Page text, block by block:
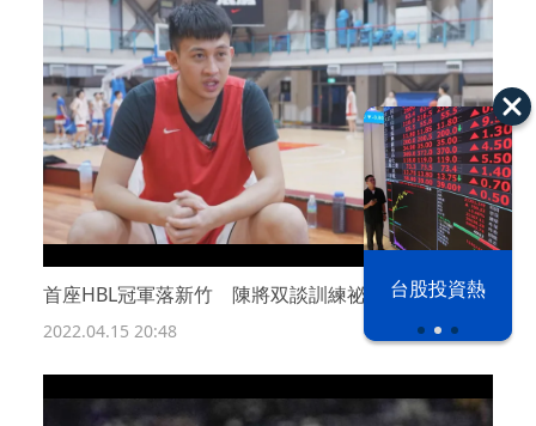
漢光42演習 台股投資熱
首座HBL冠軍落新竹 陳將双談訓練祕辛
2022.04.15 20:48